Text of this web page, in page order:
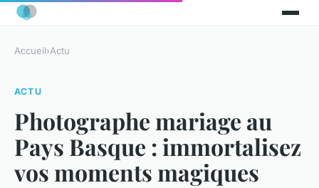
Accueil›Actu
ACTU
Photographe mariage au
Pays Basque : immortalisez
vos moments magiques